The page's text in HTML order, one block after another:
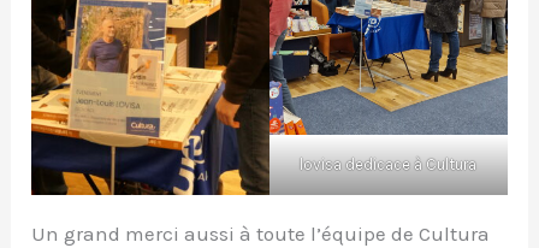
lovisa dedicace à Cultura
Un grand merci aussi à toute l’équipe de Cultura